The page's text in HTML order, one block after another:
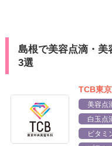
島根で美容点滴・美
3選
TCB東
美容点
白玉点
ビタミ